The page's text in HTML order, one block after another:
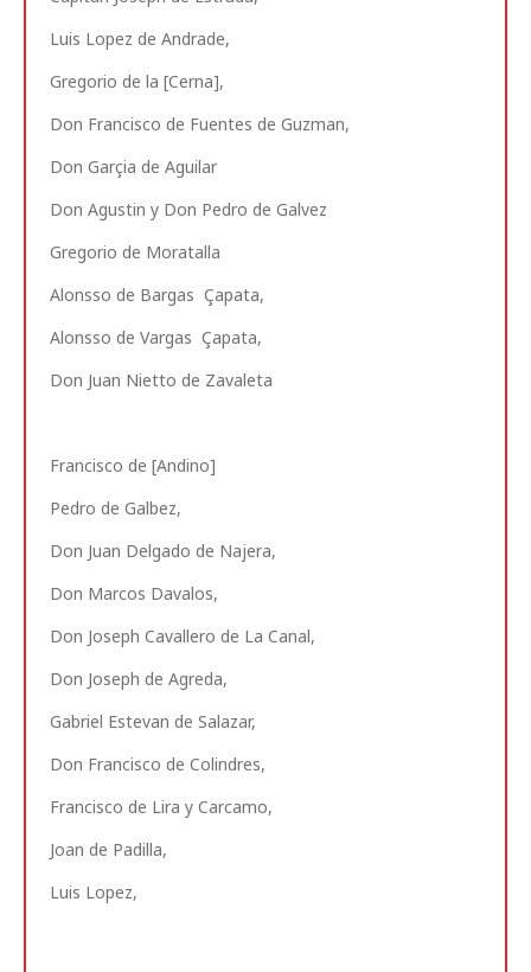
Luis Lopez de Andrade,
Gregorio de la [Cerna],
Don Francisco de Fuentes de Guzman,
Don Garçia de Aguilar
Don Agustin y Don Pedro de Galvez
Gregorio de Moratalla
Alonsso de Bargas Çapata,
Alonsso de Vargas Çapata,
Don Juan Nietto de Zavaleta
Francisco de [Andino]
Pedro de Galbez,
Don Juan Delgado de Najera,
Don Marcos Davalos,
Don Joseph Cavallero de La Canal,
Don Joseph de Agreda,
Gabriel Estevan de Salazar,
Don Francisco de Colindres,
Francisco de Lira y Carcamo,
Joan de Padilla,
Luis Lopez,